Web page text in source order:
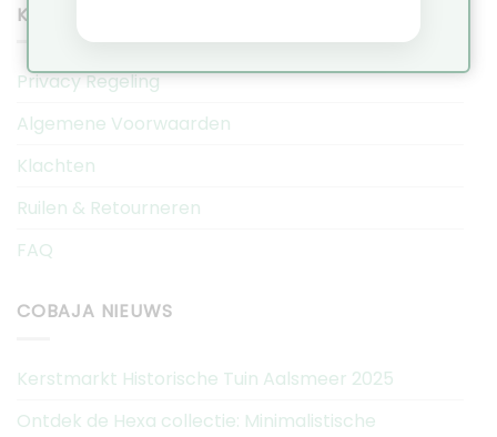
KLANTENSERVICE
Privacy Regeling
Algemene Voorwaarden
Klachten
Ruilen & Retourneren
FAQ
COBAJA NIEUWS
Kerstmarkt Historische Tuin Aalsmeer 2025
Ontdek de Hexa collectie: Minimalistische